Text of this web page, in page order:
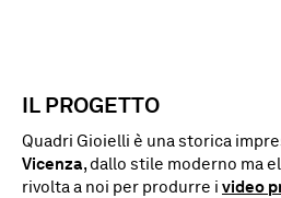
IL PROGETTO
Quadri Gioielli è una storica
Vicenza, dallo stile moderno ma
rivolta a noi per produrre i video